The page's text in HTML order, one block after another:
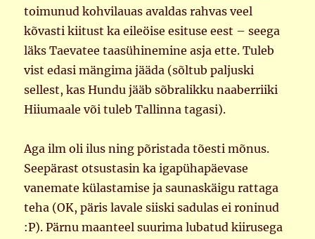
toimunud kohvilauas avaldas rahvas veel
kõvasti kiitust ka eileöise esituse eest – seega
läks Taevatee taasühinemine asja ette. Tuleb
vist edasi mängima jääda (sõltub paljuski
sellest, kas Hundu jääb sõbralikku naaberriiki
Hiiumaale või tuleb Tallinna tagasi).
Aga ilm oli ilus ning põristada tõesti mõnus.
Seepärast otsustasin ka igapühapäevase
vanemate külastamise ja saunaskäigu rattaga
teha (OK, päris lavale siiski sadulas ei roninud
:P). Pärnu maanteel suurima lubatud kiirusega